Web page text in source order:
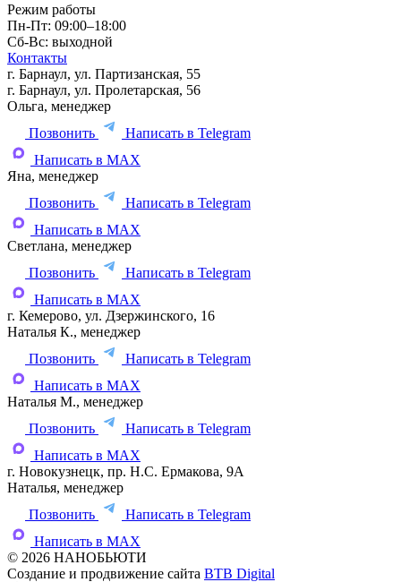
Режим работы
Пн-Пт: 09:00–18:00
Сб-Вс: выходной
Контакты
г. Барнаул, ул. Партизанская, 55
г. Барнаул, ул. Пролетарская, 56
Ольга, менеджер
Позвонить
Написать в Telegram
Написать в MAX
Яна, менеджер
Позвонить
Написать в Telegram
Написать в MAX
Светлана, менеджер
Позвонить
Написать в Telegram
Написать в MAX
г. Кемерово, ул. Дзержинского, 16
Наталья К., менеджер
Позвонить
Написать в Telegram
Написать в MAX
Наталья М., менеджер
Позвонить
Написать в Telegram
Написать в MAX
г. Новокузнецк, пр. Н.С. Ермакова, 9А
Наталья, менеджер
Позвонить
Написать в Telegram
Написать в MAX
© 2026 НАНОБЬЮТИ
Создание и продвижение сайта BTB Digital